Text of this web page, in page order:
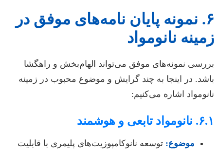
۶. نمونه پایان نامه‌های موفق در
زمینه نانومواد
بررسی نمونه‌های موفق می‌تواند الهام‌بخش و راهگشا
باشد. در اینجا به چند گرایش و موضوع محبوب در زمینه
نانومواد اشاره می‌کنیم:
۶.۱. نانومواد تابعی و هوشمند
موضوع: توسعه نانوکامپوزیت‌های پلیمری با قابلیت